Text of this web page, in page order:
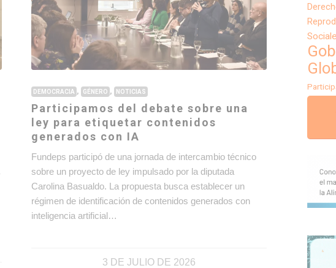
DEMOCRACIA , GÉNERO , NOTICIAS
Participamos del debate sobre una
ley para etiquetar contenidos
generados con IA
Fundeps participó de una jornada de intercambio técnico
sobre un proyecto de ley impulsado por la diputada
Carolina Basualdo. La propuesta busca establecer un
régimen de identificación de contenidos generados con
inteligencia artificial…
3 DE JULIO DE 2026